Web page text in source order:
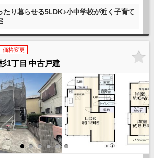
たり暮らせる5LDK♪小中学校が近く子育て
価格変更
1丁目 中古戸建
サイトマップ
ー